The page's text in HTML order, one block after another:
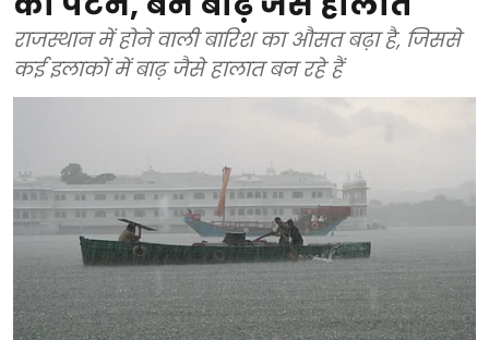
राजस्थान में होने वाली बारिश का औसत बढ़ा है, जिससे
कई इलाकों में बाढ़ जैसे हालात बन रहे हैं